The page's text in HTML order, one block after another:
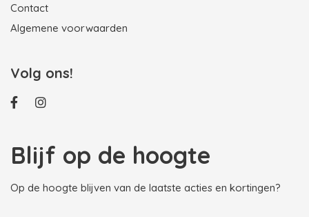
Contact
Algemene voorwaarden
Volg ons!
Blijf op de hoogte
Op de hoogte blijven van de laatste acties en kortingen?